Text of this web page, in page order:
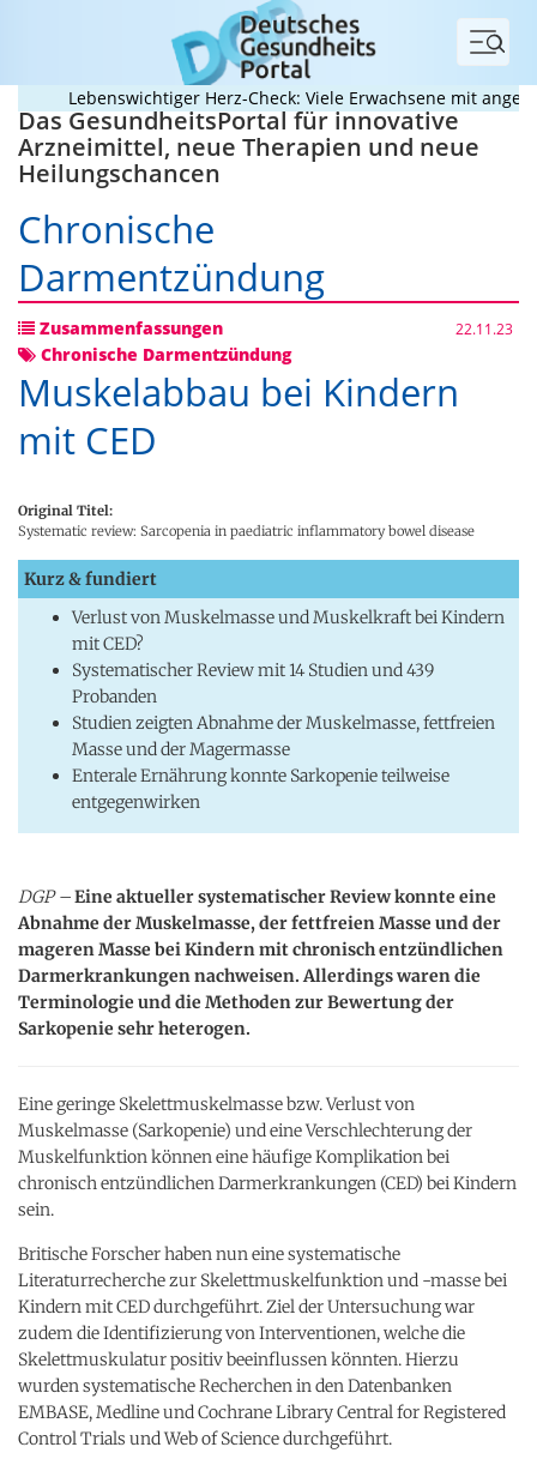
Menü
Lebenswichtiger Herz-Check: Viele Erwachsene mit
Das GesundheitsPortal für innovative
Arzneimittel, neue Therapien und neue
Heilungschancen
Chronische
Darmentzündung
Zusammenfassungen 22.11.23
Chronische Darmentzündung
Muskelabbau bei Kindern
mit CED
Original Titel:
Systematic review: Sarcopenia in paediatric inflammatory bowel disease
Kurz & fundiert
Verlust von Muskelmasse und Muskelkraft bei Kindern
mit CED?
Systematischer Review mit 14 Studien und 439
Probanden
Studien zeigten Abnahme der Muskelmasse, fettfreien
Masse und der Magermasse
Enterale Ernährung konnte Sarkopenie teilweise
entgegenwirken
DGP –Eine aktueller systematischer Review konnte eine
Abnahme der Muskelmasse, der fettfreien Masse und der
mageren Masse bei Kindern mit chronisch entzündlichen
Darmerkrankungen nachweisen. Allerdings waren die
Terminologie und die Methoden zur Bewertung der
Sarkopenie sehr heterogen.
Eine geringe Skelettmuskelmasse bzw. Verlust von
Muskelmasse (Sarkopenie) und eine Verschlechterung der
Muskelfunktion können eine häufige Komplikation bei
chronisch entzündlichen Darmerkrankungen (CED) bei Kindern
sein.
Britische Forscher haben nun eine systematische
Literaturrecherche zur Skelettmuskelfunktion und -masse bei
Kindern mit CED durchgeführt. Ziel der Untersuchung war
zudem die Identifizierung von Interventionen, welche die
Skelettmuskulatur positiv beeinflussen könnten. Hierzu
wurden systematische Recherchen in den Datenbanken
EMBASE, Medline und Cochrane Library Central for Registered
Control Trials und Web of Science durchgeführt.